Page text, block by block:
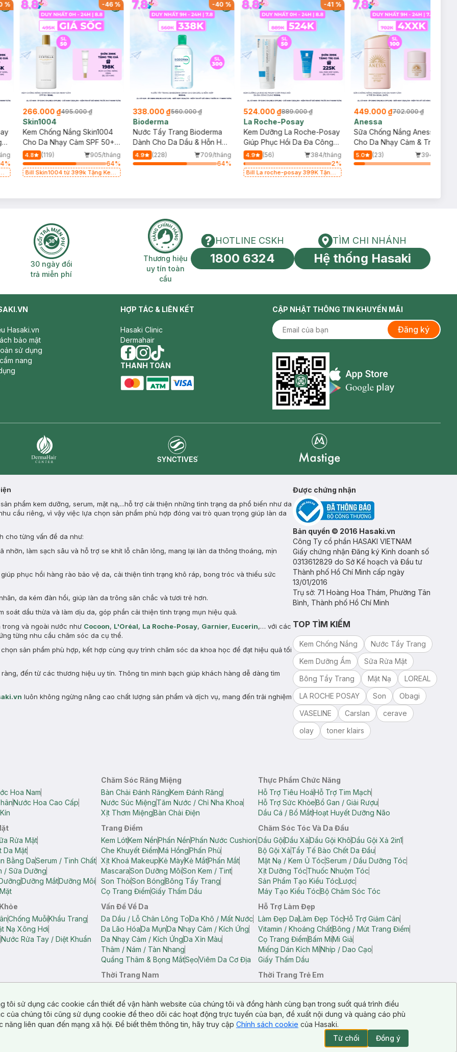
%
4%
-46%
266.000 ₫495.000 ₫
Skin1004
Kem Chống Nắng Skin1004
Cho Da Nhạy Cảm SPF 50+
50ml
4.8 (119)
905/tháng
64%
Bill Skin1004 từ 399k Tặng Kem
-40 %
338.000 ₫560.000 ₫
Bioderma
Nước Tẩy Trang Bioderma
Dành Cho Da Dầu & Hỗn Hợp
500ml
4.9 (228)
709/tháng
64%
-41 %
524.000 ₫889.000 ₫
La Roche-Posay
Kem Dưỡng La Roche-Posay
Giúp Phục Hồi Da Đa Công
Dụng 100ml
4.9 (56)
384/tháng
2%
Bill La roche-posay 399K Tặng
449.000 ₫702.000 ₫
Anessa
Sữa Chống Nắng Anessa
Cho Da Nhạy Cảm & Trẻ Em
60ml (Mới)
5.0 (23)
394/tháng
2H 30 ngày đổi trả miễn phí
30 ngày đổi
trả miễn phí
Thương hiệu uy tín toàn cầu
Thương hiệu
uy tín toàn
cầu
HOTLINE CSKH
HOTLINE CSKH
1800 6324
Tìm chi nhánh
TÌM CHI NHÁNH
Hệ thống Hasaki
Hasaki.vn
bảo mật
sử dụng
nang
HỢP TÁC & LIÊN KẾT
Hasaki Clinic
Dermahair
facebook
instagram
tiktok
THANH TOÁN
CẬP NHẬT THÔNG TIN KHUYẾN MÃI
Đăng ký
Appstore icon
phẩm kem dưỡng, serum, mặt nạ,...hỗ trợ cải thiện những tình trạng da phổ biến như da
cầu riêng, vì vậy việc lựa chọn sản phẩm phù hợp đóng vai trò quan trọng giúp làn da
cho từng vấn đề da như:
nhờn, làm sạch sâu và hỗ trợ se khít lỗ chân lông, mang lại làn da thông thoáng, mịn
phục hồi hàng rào bảo vệ da, cải thiện tình trạng khô ráp, bong tróc và thiếu sức
da kém đàn hồi, giúp làn da trông săn chắc và tươi trẻ hơn.
soát dầu thừa và làm dịu da, góp phần cải thiện tình trạng mụn hiệu quả.
và ngoài nước như Cocoon, L'Oréal, La Roche-Posay, Garnier, Eucerin,… với các
từng nhu cầu chăm sóc da cụ thể.
sản phẩm phù hợp, kết hợp cùng quy trình chăm sóc da khoa học để đạt hiệu quả tối
đến từ các thương hiệu uy tín. Thông tin minh bạch giúp khách hàng dễ dàng tìm
luôn không ngừng nâng cao chất lượng sản phẩm và dịch vụ, mang đến trải nghiệm
Được chứng nhận
Bản quyền © 2016 Hasaki.vn
Công Ty cổ phần HASAKI VIETNAM
Giấy chứng nhận Đăng ký Kinh doanh số
0313612829 do Sở Kế hoạch và Đầu tư
Thành phố Hồ Chí Minh cấp ngày
13/01/2016
Trụ sở: 71 Hoàng Hoa Thám, Phường Tân
Bình, Thành phố Hồ Chí Minh
TOP TÌM KIẾM
Kem Chống Nắng
Nước Tẩy Trang
Kem Dưỡng Ẩm
Sữa Rửa Mặt
Bông Tẩy Trang
Mặt Nạ
LOREAL
LA ROCHE POSAY
Son
Obagi
VASELINE
Carslan
cerave
olay
toner klairs
Hoa Nam
Nước Hoa Cao Cấp
Chăm Sóc Răng Miệng
Bàn Chải Đánh RăngKem Đánh Răng
Nước Súc MiệngTăm Nước / Chỉ Nha Khoa
Xịt Thơm MiệngBàn Chải Điện
Thực Phẩm Chức Năng
Hỗ Trợ Tiêu HoáHỗ Trợ Tim Mạch
Hỗ Trợ Sức KhỏeBổ Gan / Giải Rượu
Dầu Cá / Bổ MắtHoạt Huyết Dưỡng Não
Rửa Mặt
Da Mặt
Bằng DaSerum / Tinh Chất
/ Sữa Dưỡng
Dưỡng MắtDưỡng Môi
Trang Điểm
Kem LótKem NềnPhấn NềnPhấn Nước Cushion
Che Khuyết ĐiểmMá HồngPhấn Phủ
Xịt Khoá MakeupKẻ MàyKẻ MắtPhấn Mắt
MascaraSon Dưỡng MôiSon Kem / Tint
Son ThỏiSon BóngBông Tẩy Trang
Cọ Trang ĐiểmGiấy Thấm Dầu
Chăm Sóc Tóc Và Da Đầu
Dầu GộiDầu XảDầu Gội KhôDầu Gội Xả 2in1
Bộ Gội XảTẩy Tế Bào Chết Da Đầu
Mặt Nạ / Kem Ủ TócSerum / Dầu Dưỡng Tóc
Xịt Dưỡng TócThuốc Nhuộm Tóc
Sản Phẩm Tạo Kiểu TócLược
Máy Tạo Kiểu TócBộ Chăm Sóc Tóc
Chống MuỗiKhẩu Trang
Nạ Xông Hơi
Nước Rửa Tay / Diệt Khuẩn
Vấn Đề Về Da
Da Dầu / Lỗ Chân Lông ToDa Khô / Mất Nước
Da Lão HóaDa MụnDa Nhạy Cảm / Kích Ứng
Da Nhạy Cảm / Kích ỨngDa Xỉn Màu
Thâm / Nám / Tàn Nhang
Quầng Thâm & Bọng MắtSẹoViêm Da Cơ Địa
Hỗ Trợ Làm Đẹp
Làm Đẹp DaLàm Đẹp TócHỗ Trợ Giảm Cân
Vitamin / Khoáng ChấtBông / Mút Trang Điểm
Cọ Trang ĐiểmBấm MiMi Giả
Miếng Dán Kích MíNhíp / Dao Cạo
Giấy Thấm Dầu
Short Nữ
Thời Trang Nam
Thời Trang Trẻ Em
tôi sử dụng các cookie cần thiết để vận hành website của chúng tôi và đồng hành cùng bạn trong suốt quá trình điều
của chúng tôi cũng sử dụng cookie để theo dõi các hoạt động trực tuyến của bạn, đề xuất nội dung và quảng cáo phù
liên quan đến mạng xã hội. Để biết thêm thông tin, hãy truy cập Chính sách cookie của Hasaki.
Từ chối
Đồng ý